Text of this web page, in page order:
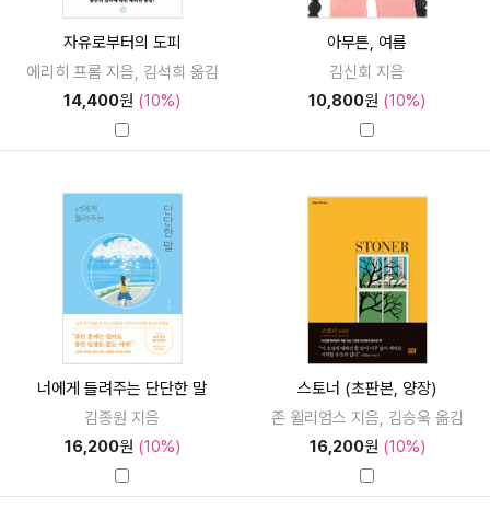
자유로부터의 도피
에리히 프롬 지음, 김석희 옮김
14,400원 (10%)
아무튼, 여름
김신회 지음
10,800원 (10%)
너에게 들려주는 단단한 말
김종원 지음
16,200원 (10%)
스토너 (초판본, 양장)
존 윌리엄스 지음, 김승욱 옮김
16,200원 (10%)